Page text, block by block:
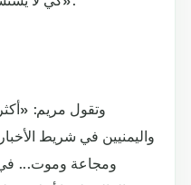
وتقول مريم:
واليمنيين في شريط
ومجاعة وموت... في